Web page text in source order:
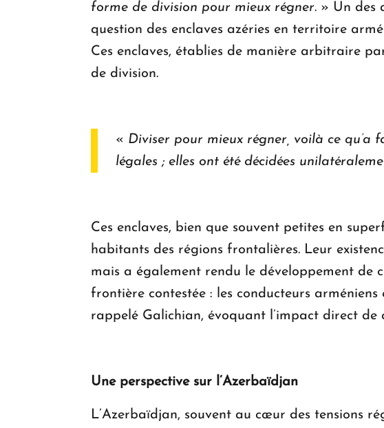
forme de division pour mieux régner. » Un des
question des enclaves azéries en territoire
Ces enclaves, établies de manière arbitraire
de division.
« Diviser pour mieux régner, voilà ce qu’a
légales ; elles ont été décidées
Ces enclaves, bien que souvent petites en
habitants des régions frontalières. Leur
mais a également rendu le développement de
frontière contestée : les conducteurs
rappelé Galichian, évoquant l’impact direct de
Une perspective sur l’Azerbaïdjan
L’Azerbaïdjan, souvent au cœur des tensions